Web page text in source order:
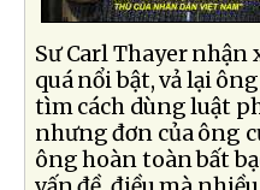
Sư Carl Thayer nhận
quá nổi bật, vả lại
tìm cách dùng luật
nhưng đơn của ông
ông hoàn toàn bất